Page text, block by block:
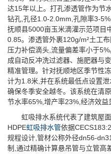
达15年以上。打孔渗透管作为节
钻孔,孔径1.0-2.0mm,孔隙率3-
抚顺县5000亩玉米滴灌示范项目
0.85。渗透管外裹120g/m²土工
压力补偿滴头,流量偏差率小于
成自动反冲洗过滤器、施肥器与
精准管理。针对抚顺地区季节性
计为1.8米,并在系统最低点设置
确保冬季安全越冬。该系统在清
节水率65%,增产率23%,经济效益
虹吸排水系统代表了建筑屋面
HDPE虹吸排水管依据
规程设计,管材公称外径dn56-
制,通过精确计算悬吊管与立管高